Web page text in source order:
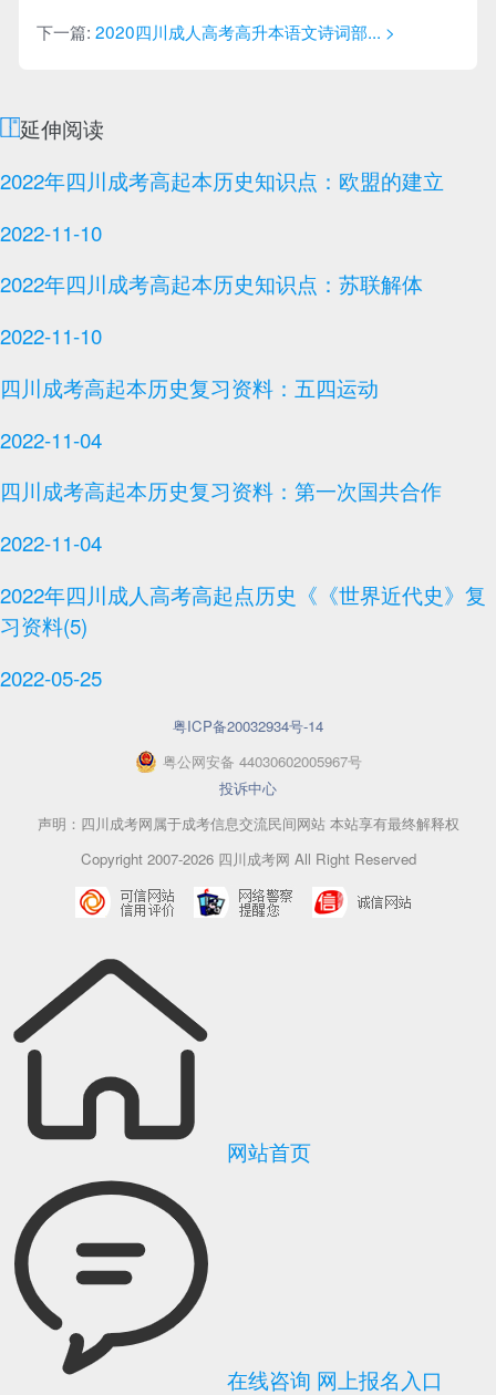
下一篇:2020四川成人高考高升本语文诗词部... >
延伸阅读
2022年四川成考高起本历史知识点：欧盟的建立
2022-11-10
2022年四川成考高起本历史知识点：苏联解体
2022-11-10
四川成考高起本历史复习资料：五四运动
2022-11-04
四川成考高起本历史复习资料：第一次国共合作
2022-11-04
2022年四川成人高考高起点历史《《世界近代史》复
习资料(5)
2022-05-25
粤ICP备20032934号-14
粤公网安备 44030602005967号
投诉中心
声明：四川成考网属于成考信息交流民间网站 本站享有最终解释权
Copyright 2007-2026 四川成考网 All Right Reserved
网站首页
在线咨询 网上报名入口